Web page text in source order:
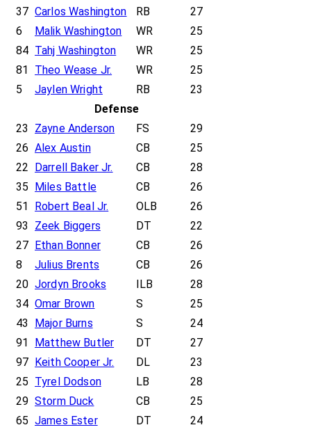
37 Carlos Washington RB
27
6
Malik Washington WR
25
84 Tahj Washington WR
25
81
Theo Wease Jr. WR
25
5
Jaylen Wright RB
23
Defense
23
Zayne Anderson FS
29
26 Alex Austin CB
25
22
Darrell Baker Jr. CB
28
35
Miles Battle CB
26
51
Robert Beal Jr. OLB
26
93
Zeek Biggers DT
22
27
Ethan Bonner CB
26
8
Julius Brents CB
26
20 Jordyn Brooks ILB
28
34 Omar Brown S
25
43
Major Burns S
24
91
Matthew Butler DT
27
97
Keith Cooper Jr. DL
23
25 Tyrel Dodson LB
28
29 Storm Duck CB
25
65 James Ester DT 24